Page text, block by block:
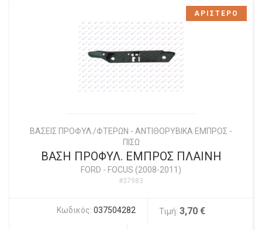
ΒΑΣΕΙΣ ΠΡΟΦΥΛ./ΦΤΕΡΩΝ - ΑΝΤΙΘΟΡΥΒΙΚΑ ΕΜΠΡΟΣ -
ΠΙΣΩ
ΒΑΣΗ ΠΡΟΦΥΛ. ΕΜΠΡΟΣ ΠΛΑΙΝΗ
FORD - FOCUS (2008-2011)
#37983
Κωδικός: 037504282 Τιμή: 3,70 €
ΑΡΙΣΤΕΡΟ